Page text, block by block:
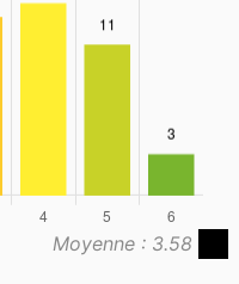
Moyenne : 3.58